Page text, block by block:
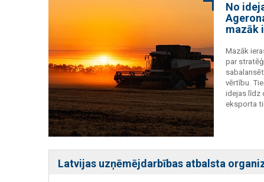
No
mazāk
Mazāk
par
vērtību.
idejas līdz
eksporta
Latvijas uzņēmējdarbības atbalsta